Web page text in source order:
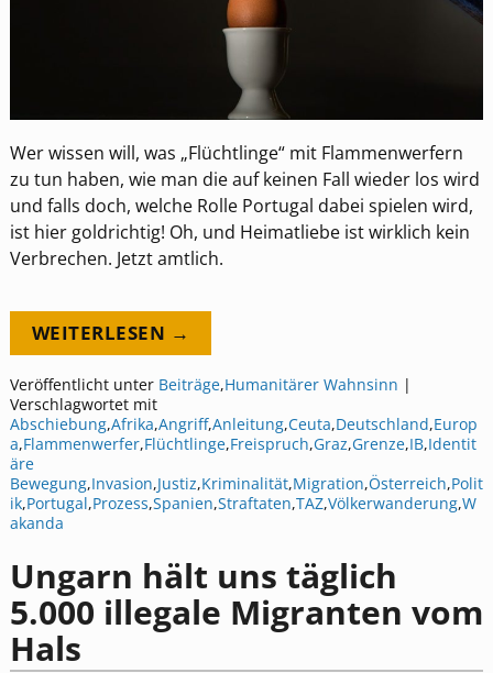
Wer wissen will, was „Flüchtlinge“ mit Flammenwerfern
zu tun haben, wie man die auf keinen Fall wieder los wird
und falls doch, welche Rolle Portugal dabei spielen wird,
ist hier goldrichtig! Oh, und Heimatliebe ist wirklich kein
Verbrechen. Jetzt amtlich.
WEITERLESEN →
Veröffentlicht unter Beiträge,Humanitärer Wahnsinn |
Verschlagwortet mit
Abschiebung,Afrika,Angriff,Anleitung,Ceuta,Deutschland,Europ
a,Flammenwerfer,Flüchtlinge,Freispruch,Graz,Grenze,IB,Identit
äre
Bewegung,Invasion,Justiz,Kriminalität,Migration,Österreich,Polit
ik,Portugal,Prozess,Spanien,Straftaten,TAZ,Völkerwanderung,W
akanda
Ungarn hält uns täglich
5.000 illegale Migranten vom
Hals